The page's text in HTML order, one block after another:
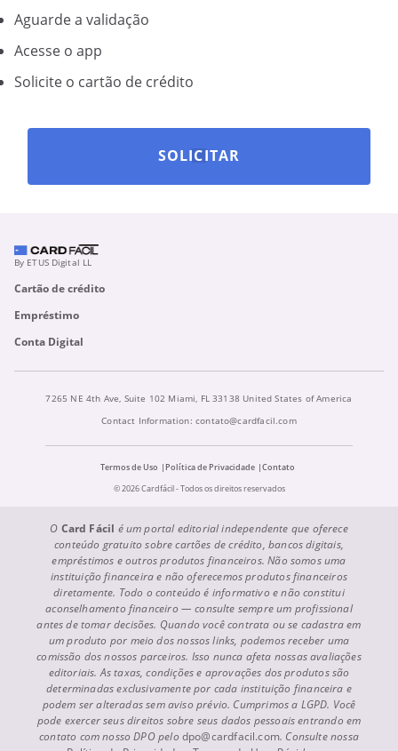
Aguarde a validação
Acesse o app
Solicite o cartão de crédito
SOLICITAR
By ETUS Digital LL
Cartão de crédito
Empréstimo
Conta Digital
7265 NE 4th Ave, Suite 102 Miami, FL 33138 United States of America
Contact Information: contato@cardfacil.com
Termos de Uso Política de Privacidade
Contato
© 2026 Cardfácil - Todos os direitos reservados
O Card Fácil é um portal editorial independente que oferece
conteúdo gratuito sobre cartões de crédito, bancos digitais,
empréstimos e outros produtos financeiros. Não somos uma
instituição financeira e não oferecemos produtos financeiros
diretamente. Todo o conteúdo é informativo e não constitui
aconselhamento financeiro — consulte sempre um profissional
antes de tomar decisões. Quando você contrata ou se cadastra em
um produto por meio dos nossos links, podemos receber uma
comissão dos nossos parceiros. Isso nunca afeta nossas avaliações
editoriais. As taxas, condições e aprovações dos produtos são
determinadas exclusivamente por cada instituição financeira e
podem ser alteradas sem aviso prévio. Cumprimos a LGPD. Você
pode exercer seus direitos sobre seus dados pessoais entrando em
contato com nosso DPO pelo dpo@cardfacil.com. Consulte nossa